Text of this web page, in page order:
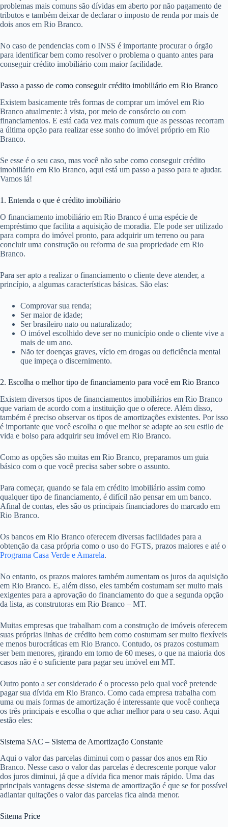
problemas mais comuns são dívidas em aberto por não pagamento de
tributos e também deixar de declarar o imposto de renda por mais de
dois anos em Rio Branco.
No caso de pendencias com o INSS é importante procurar o órgão
para identificar bem como resolver o problema o quanto antes para
conseguir crédito imobiliário com maior facilidade.
Passo a passo de como conseguir crédito imobiliário em Rio Branco
Existem basicamente três formas de comprar um imóvel em Rio
Branco atualmente: à vista, por meio de consórcio ou com
financiamentos. E está cada vez mais comum que as pessoas recorram
a última opção para realizar esse sonho do imóvel próprio em Rio
Branco.
Se esse é o seu caso, mas você não sabe como conseguir crédito
imobiliário em Rio Branco, aqui está um passo a passo para te ajudar.
Vamos lá!
1. Entenda o que é crédito imobiliário
O financiamento imobiliário em Rio Branco é uma espécie de
empréstimo que facilita a aquisição de moradia. Ele pode ser utilizado
para compra do imóvel pronto, para adquirir um terreno ou para
concluir uma construção ou reforma de sua propriedade em Rio
Branco.
Para ser apto a realizar o financiamento o cliente deve atender, a
princípio, a algumas características básicas. São elas:
Comprovar sua renda;
Ser maior de idade;
Ser brasileiro nato ou naturalizado;
O imóvel escolhido deve ser no município onde o cliente vive a
mais de um ano.
Não ter doenças graves, vício em drogas ou deficiência mental
que impeça o discernimento.
2. Escolha o melhor tipo de financiamento para você em Rio Branco
Existem diversos tipos de financiamentos imobiliários em Rio Branco
que variam de acordo com a instituição que o oferece. Além disso,
também é preciso observar os tipos de amortizações existentes. Por isso
é importante que você escolha o que melhor se adapte ao seu estilo de
vida e bolso para adquirir seu imóvel em Rio Branco.
Como as opções são muitas em Rio Branco, preparamos um guia
básico com o que você precisa saber sobre o assunto.
Para começar, quando se fala em crédito imobiliário assim como
qualquer tipo de financiamento, é difícil não pensar em um banco.
Afinal de contas, eles são os principais financiadores do marcado em
Rio Branco.
Os bancos em Rio Branco oferecem diversas facilidades para a
obtenção da casa própria como o uso do FGTS, prazos maiores e até o
Programa Casa Verde e Amarela.
No entanto, os prazos maiores também aumentam os juros da aquisição
em Rio Branco. E, além disso, eles também costumam ser muito mais
exigentes para a aprovação do financiamento do que a segunda opção
da lista, as construtoras em Rio Branco – MT.
Muitas empresas que trabalham com a construção de imóveis oferecem
suas próprias linhas de crédito bem como costumam ser muito flexíveis
e menos burocráticas em Rio Branco. Contudo, os prazos costumam
ser bem menores, girando em torno de 60 meses, o que na maioria dos
casos não é o suficiente para pagar seu imóvel em MT.
Outro ponto a ser considerado é o processo pelo qual você pretende
pagar sua dívida em Rio Branco. Como cada empresa trabalha com
uma ou mais formas de amortização é interessante que você conheça
os três principais e escolha o que achar melhor para o seu caso. Aqui
estão eles:
Sistema SAC – Sistema de Amortização Constante
Aqui o valor das parcelas diminui com o passar dos anos em Rio
Branco. Nesse caso o valor das parcelas é decrescente porque valor
dos juros diminui, já que a dívida fica menor mais rápido. Uma das
principais vantagens desse sistema de amortização é que se for possível
adiantar quitações o valor das parcelas fica ainda menor.
Sitema Price